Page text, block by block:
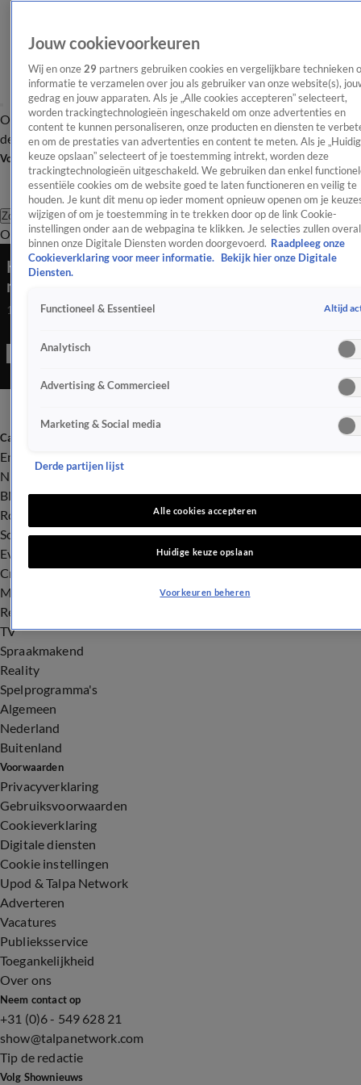
OverzichtAfleveringen Entertainment TV Algemeen
Tip
de redactieNieuwsbrief
Volg Shownieuws
Zoeken
OverzichtEntertainmentSpraakmakendRealityCrimeVideo's
Kalvijn, Boef en andere BN’ers ontvoerd voor
nieuwe STUKTV-serie
13 aug 2020, 14:21
Categorieën
Entertainment
Nieuws
BN'ers
Royalty
Songfestival
Evenementen
Crime
Misdaad
Rechtszaken
TV
Spraakmakend
Reality
Spelprogramma's
Algemeen
Nederland
Buitenland
Voorwaarden
Privacyverklaring
Gebruiksvoorwaarden
Cookieverklaring
Digitale diensten
Cookie instellingen
Upod & Talpa Network
Adverteren
Vacatures
Publieksservice
Toegankelijkheid
Over ons
Neem contact op
+31 (0)6 - 549 628 21
show@talpanetwork.com
Tip de redactie
Volg Shownieuws
Jouw cookievoorkeuren
Wij en onze 29 partners gebruiken cookies en vergelijkbare technieken
informatie te verzamelen over jou als gebruiker van onze website(s),
gedrag en jouw apparaten. Als je „Alle cookies accepteren” selecteert,
worden trackingtechnologieën ingeschakeld om onze advertenties en
content te kunnen personaliseren, onze producten en diensten te
en om de prestaties van advertenties en content te meten. Als je
keuze opslaan” selecteert of je toestemming intrekt, worden deze
trackingtechnologieën uitgeschakeld. We gebruiken dan enkel
essentiële cookies om de website goed te laten functioneren en veilig te
houden. Je kunt dit menu op ieder moment opnieuw openen om je
wijzigen of om je toestemming in te trekken door op de link Cookie-
instellingen onder aan de webpagina te klikken. Je selecties zullen overal
binnen onze Digitale Diensten worden doorgevoerd. Raadpleeg onze
Cookieverklaring voor meer informatie.
Bekijk hier onze Digitale
Diensten.
Functioneel & Essentieel Altijd
Analytisch
Advertising & Commercieel
Marketing & Social media
Derde partijen lijst
Alle cookies accepteren
Huidige keuze opslaan
Voorkeuren beheren